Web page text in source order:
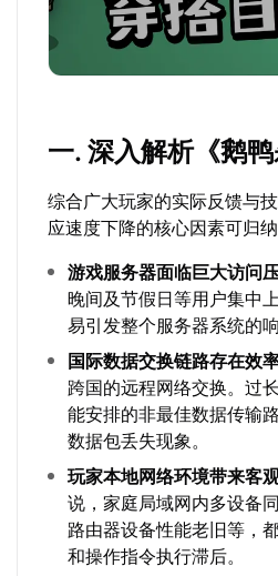
一. 深入解析《鹅
综合广大玩家的实际反馈与
应速度下降的核心因素可归
游戏服务器面临巨大访问
晚间及节假日等用户集中
易引发整个服务器系统的
国际数据交换链路存在效
跨国的远程网络交换。过
能安排的非最佳数据传输
数据包丢失现象。
玩家本地网络环境带来客
说，家庭局域网内多设备
路由器设备性能老旧等，
和操作指令执行滞后。